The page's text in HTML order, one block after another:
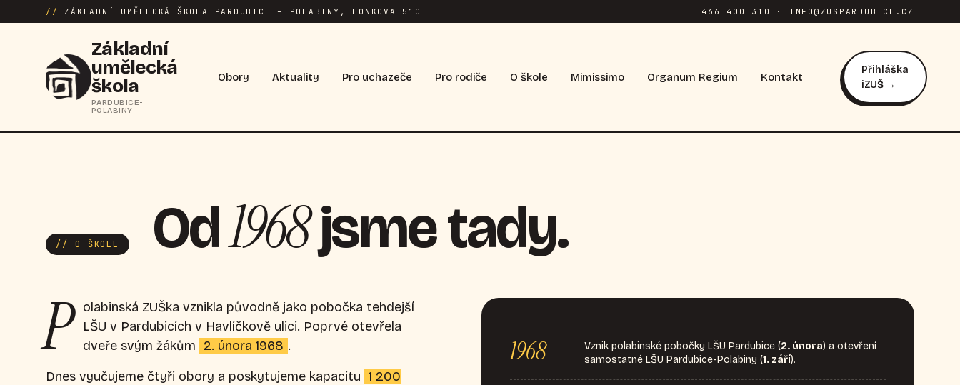
// ZÁKLADNÍ UMĚLECKÁ ŠKOLA PARDUBICE – POLABINY, LONKOVA 510 466 400 310 · INFO@ZUSPARDUBICE.CZ
Základní
umělecká
škola
PARDUBICE-
POLABINY
Obory Aktuality Pro uchazeče Pro rodiče O škole Mimissimo Organum Regium Kontakt
Přihláška
iZUŠ →
// O ŠKOLE Od1968jsme tady.
P
olabinská ZUŠka vznikla původně jako pobočka tehdejší
LŠU v Pardubicích v Havlíčkově ulici. Poprvé otevřela
dveře svým žákům 2. února 1968 .
Dnes vyučujeme čtyři obory a poskytujeme kapacitu 1 200
1968 Vznik polabinské pobočky LŠU Pardubice (2. února) a otevření
samostatné LŠU Pardubice-Polabiny (1. září).